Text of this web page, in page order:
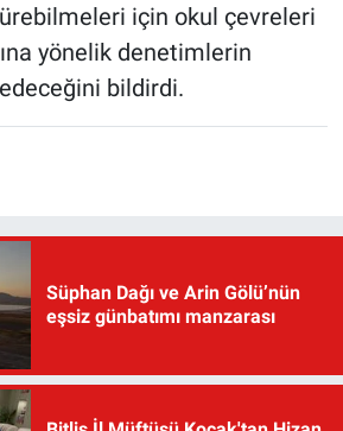
için okul çevreleri
yönelik denetimlerin
bildirdi.
Süphan Dağı ve Arin Gölü’nün
eşsiz günbatımı manzarası